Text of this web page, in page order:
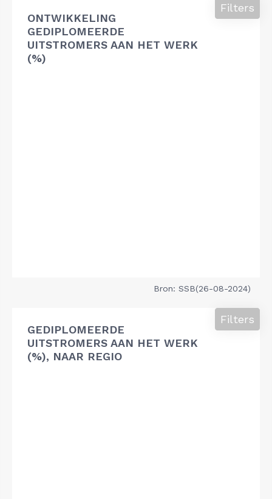
ONTWIKKELING
GEDIPLOMEERDE
UITSTROMERS AAN HET WERK
(%)
Filters
Bron: SSB(26-08-2024)
GEDIPLOMEERDE
UITSTROMERS AAN HET WERK
(%), NAAR REGIO
Filters